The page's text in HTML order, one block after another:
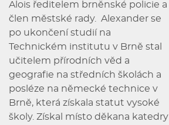
Alois ředitelem brněnské policie a
člen městské rady. Alexander se
po ukončení studií na
Technickém institutu v Brně stal
učitelem přírodních věd a
geografie na středních školách a
posléze na německé technice v
Brně, která získala statut vysoké
školy. Získal místo děkana katedry